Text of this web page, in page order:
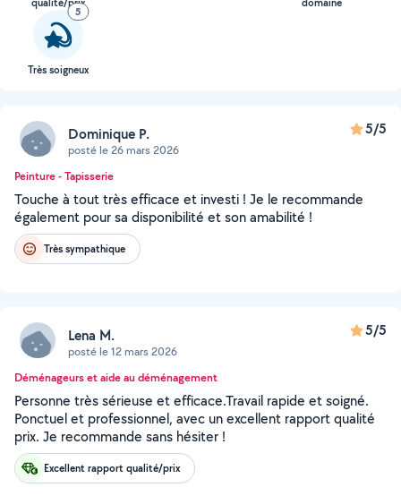
5
Très soigneux
Dominique P.
posté le 26 mars 2026
5/5
Peinture - Tapisserie
Touche à tout très efficace et investi ! Je le recommande
également pour sa disponibilité et son amabilité !
Très sympathique
Lena M.
posté le 12 mars 2026
5/5
Déménageurs et aide au déménagement
Personne très sérieuse et efficace.Travail rapide et soigné.
Ponctuel et professionnel, avec un excellent rapport qualité
prix. Je recommande sans hésiter !
Excellent rapport qualité/prix